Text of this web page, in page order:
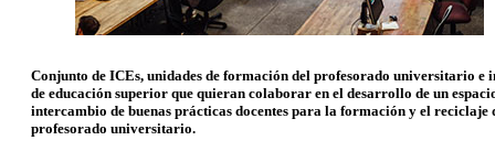
Conjunto de ICEs, unidades de formación del profesorado universitario e
de educación superior que quieran colaborar en el desarrollo de un
intercambio de buenas prácticas docentes para la formación y el reciclaje
profesorado universitario.